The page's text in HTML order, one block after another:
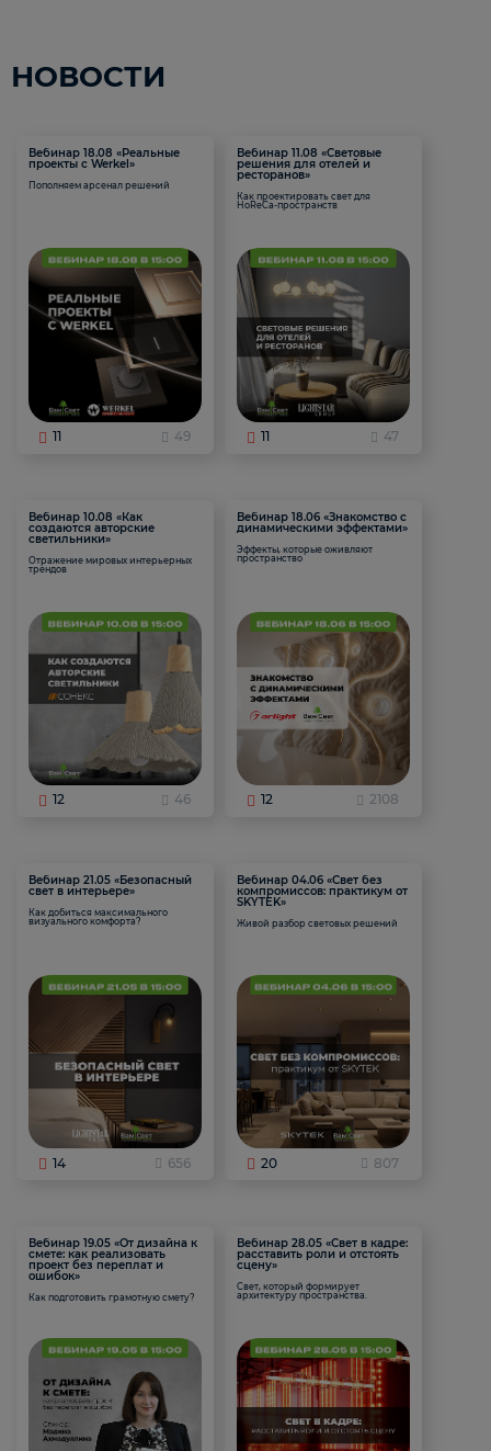
НОВОСТИ
Вебинар 18.08 «Реальные
проекты с Werkel»
Пополняем арсенал решений
11 49
Вебинар 11.08 «Световые
решения для отелей и
ресторанов»
Как проектировать свет для
HoReCa-пространств
11 47
Вебинар 10.08 «Как
создаются авторские
светильники»
Отражение мировых интерьерных
трендов
12 46
Вебинар 18.06 «Знакомство с
динамическими эффектами»
Эффекты, которые оживляют
пространство
12 2108
Вебинар 21.05 «Безопасный
свет в интерьере»
Как добиться максимального
визуального комфорта?
14 656
Вебинар 04.06 «Свет без
компромиссов: практикум от
SKYTEK»
Живой разбор световых решений
20 807
Вебинар 19.05 «От дизайна к
смете: как реализовать
проект без переплат и
ошибок»
Как подготовить грамотную смету?
Вебинар 28.05 «Свет в кадре:
расставить роли и отстоять
сцену»
Свет, который формирует
архитектуру пространства.